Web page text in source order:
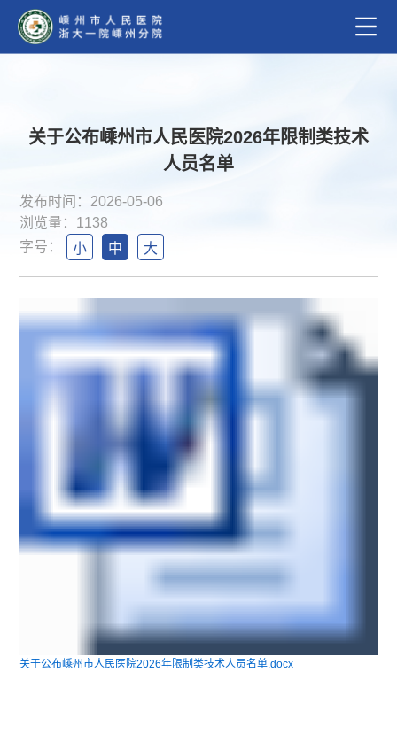
关于公布嵊州市人民医院2026年限制类技术
人员名单
发布时间：2026-05-06
浏览量：1138
字号：
小 中 大
关于公布嵊州市人民医院2026年限制类技术人员名单.docx